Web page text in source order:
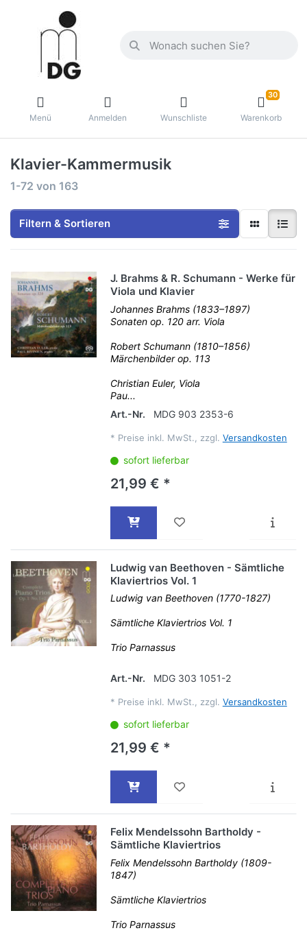
Menü Anmelden Wunschliste
30
Warenkorb
Klavier-Kammermusik
1-72 von 163
Filtern & Sortieren
J. Brahms & R. Schumann - Werke für
Viola und Klavier
Johannes Brahms (1833–1897)
Sonaten op. 120 arr. Viola
Robert Schumann (1810–1856)
Märchenbilder op. 113
Christian Euler, Viola
Pau...
Art.-Nr.
MDG 903 2353-6
* Preise inkl. MwSt., zzgl. Versandkosten
sofort lieferbar
21,99 € *
Ludwig van Beethoven - Sämtliche
Klaviertrios Vol. 1
Ludwig van Beethoven (1770-1827)
Sämtliche Klaviertrios Vol. 1
Trio Parnassus
Art.-Nr. MDG 303 1051-2
* Preise inkl. MwSt., zzgl. Versandkosten
sofort lieferbar
21,99 € *
Felix Mendelssohn Bartholdy -
Sämtliche Klaviertrios
Felix Mendelssohn Bartholdy (1809-
1847)
Sämtliche Klaviertrios
Trio Parnassus